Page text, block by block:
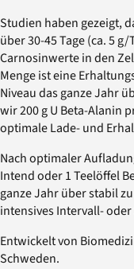
Studien haben gezeigt,
über 30-45 Tage (ca. 5
Carnosinwerte in den
Menge ist eine
Niveau das ganze Jahr
wir 200 g U Beta-Alanin
optimale Lade- und
Nach optimaler
Intend oder 1 Teelöffel
ganze Jahr über stabil
intensives Intervall-
Entwickelt von
Schweden.